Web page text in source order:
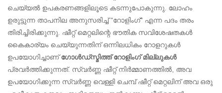
ചെയ്യൽ ഉപകരണങ്ങളിലൂടെ കടന്നുപോകുന്നു. ലോഹം
ഉരുട്ടുന്ന താപനില അനുസരിച്ച് "റോളിംഗ്" എന്ന പദം തരം
തിരിച്ചിരിക്കുന്നു. ഷീറ്റ് മെറ്റലിന്റെ ഭൗതിക സവിശേഷതകൾ
കൈകാര്യം ചെയ്യുന്നതിന് ഒന്നിലധികം റോളറുകൾ
ഉപയോഗിച്ചാണ്ഗോൾഡ്സ്മിത്ത് റോളിംഗ് മില്ലുകൾ
പ്രവർത്തിക്കുന്നത്. സ്വർണ്ണ ഷീറ്റ് നിർമ്മാണത്തിൽ, അവ
ഉപയോഗിക്കുന്ന സ്വർണ്ണ വെള്ളി ചെമ്പ് ഷീറ്റ് മെറ്റലിന് അവ ഒരു